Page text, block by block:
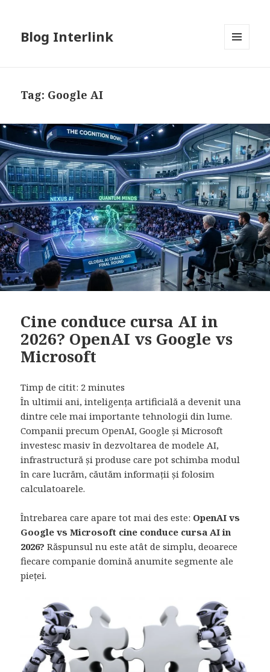
Blog Interlink
Tag: Google AI
Cine conduce cursa AI in
2026? OpenAI vs Google vs
Microsoft
Timp de citit: 2 minutes
În ultimii ani, inteligența artificială a devenit una
dintre cele mai importante tehnologii din lume.
Companii precum OpenAI, Google și Microsoft
investesc masiv în dezvoltarea de modele AI,
infrastructură și produse care pot schimba modul
în care lucrăm, căutăm informații și folosim
calculatoarele.
Întrebarea care apare tot mai des este: OpenAI vs
Google vs Microsoft cine conduce cursa AI in
2026? Răspunsul nu este atât de simplu, deoarece
fiecare companie domină anumite segmente ale
pieței.